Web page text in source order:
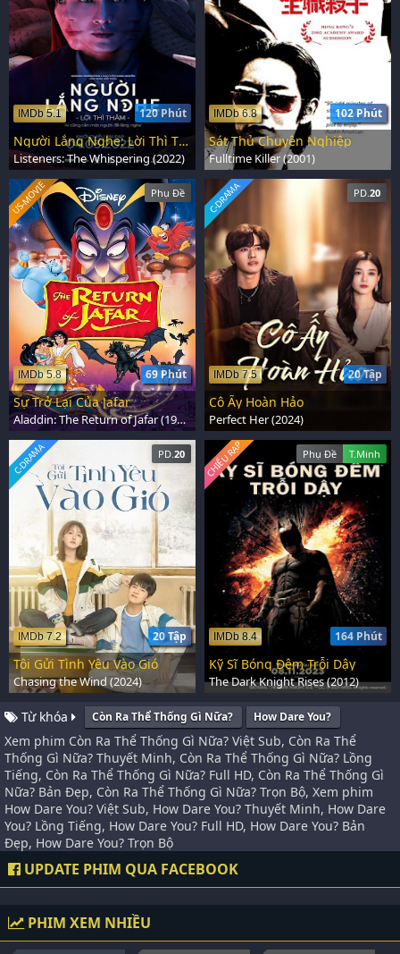
120 Phút
IMDb 5.1
Người Lắng Nghe: Lời Thì Thầm
Listeners: The Whispering (2022)
102 Phút
IMDb 6.8
Sát Thủ Chuyên Nghiệp
Fulltime Killer (2001)
Phụ Đề
69 Phút
IMDb 5.8
US-MOVIE
Sự Trở Lại Của Jafar
Aladdin: The Return of Jafar (1994)
PD.20
20 Tập
IMDb 7.5
C-DRAMA
Cô Ấy Hoàn Hảo
Perfect Her (2024)
PD.20
20 Tập
IMDb 7.2
C-DRAMA
Tôi Gửi Tình Yêu Vào Gió
Chasing the Wind (2024)
Phụ Đề T.Minh
164 Phút
IMDb 8.4
CHIẾU RẠP
Kỹ Sĩ Bóng Đêm Trỗi Dậy
The Dark Knight Rises (2012)
Từ khóa Còn Ra Thể Thống Gì Nữa? How Dare You?
Xem phim Còn Ra Thể Thống Gì Nữa? Việt Sub, Còn Ra Thể
Thống Gì Nữa? Thuyết Minh, Còn Ra Thể Thống Gì Nữa? Lồng
Tiếng, Còn Ra Thể Thống Gì Nữa? Full HD, Còn Ra Thể Thống Gì
Nữa? Bản Đẹp, Còn Ra Thể Thống Gì Nữa? Trọn Bộ, Xem phim
How Dare You? Việt Sub, How Dare You? Thuyết Minh, How Dare
You? Lồng Tiếng, How Dare You? Full HD, How Dare You? Bản
Đẹp, How Dare You? Trọn Bộ
UPDATE PHIM QUA FACEBOOK
PHIM XEM NHIỀU